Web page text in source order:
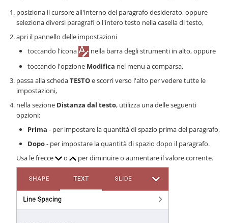
posiziona il cursore all'interno del paragrafo desiderato, oppure
seleziona diversi paragrafi o l'intero testo nella casella di testo,
apri il pannello delle impostazioni
toccando l'icona
nella barra degli strumenti in alto, oppure
toccando l'opzione Modifica nel menu a comparsa,
passa alla schedaTESTOe scorri verso l'alto per vedere tutte le
impostazioni,
nella sezione Distanza dal testo, utilizza una delle seguenti
opzioni:
Prima - per impostare la quantità di spazio prima del paragrafo,
Dopo- per impostare la quantità di spazio dopo il paragrafo.
Usa le frecce
o per diminuire o aumentare il valore corrente.